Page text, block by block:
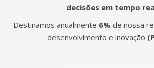
decisões em tempo
Destinamos anualmente 6% de nossa
desenvolvimento e inovação